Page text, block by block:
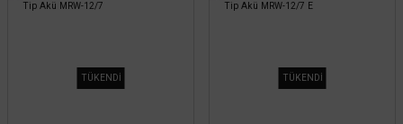
TÜKENDİ TÜKENDİ